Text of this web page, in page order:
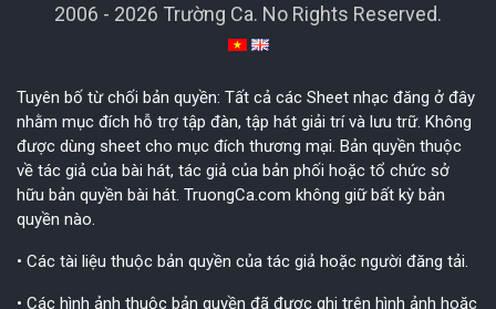
2006 - 2026 Trường Ca. No Rights Reserved.
Tuyên bố từ chối bản quyền: Tất cả các Sheet nhạc đăng ở đây
nhằm mục đích hỗ trợ tập đàn, tập hát giải trí và lưu trữ. Không
được dùng sheet cho mục đích thương mại. Bản quyền thuộc
về tác giả của bài hát, tác giả của bản phối hoặc tổ chức sở
hữu bản quyền bài hát. TruongCa.com không giữ bất kỳ bản
quyền nào.
• Các tài liệu thuộc bản quyền của tác giả hoặc người đăng tải.
• Các hình ảnh thuộc bản quyền đã được ghi trên hình ảnh hoặc